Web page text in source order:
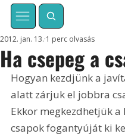
Ha csepeg a
2012. jan. 13. 1 perc olvasás
Hogyan kezdjünk a
alatt zárjuk el jobbra
Ekkor megkezdhetjük a
csapok fogantyúját ki